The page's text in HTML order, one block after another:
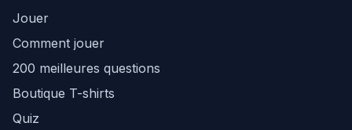
Jouer
Comment jouer
200 meilleures questions
Boutique T-shirts
Quiz